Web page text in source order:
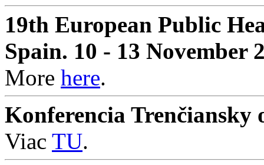
19th European Public
Spain. 10 - 13 November
More here.
Konferencia Trenčiansky
Viac TU.